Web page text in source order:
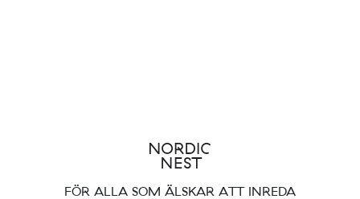
FÖR ALLA SOM ÄLSKAR ATT INREDA